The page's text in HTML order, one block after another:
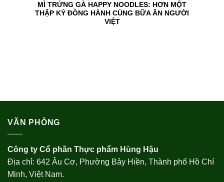
MÌ TRỨNG GÀ HAPPY NOODLES: HƠN MỘT
THẬP KỶ ĐỒNG HÀNH CÙNG BỮA ĂN NGƯỜI
VIỆT
VĂN PHÒNG
Công ty Cổ phần Thực phẩm Hùng Hậu
Địa chỉ: 642 Âu Cơ, Phường Bảy Hiền, Thành phố Hồ Chí
Minh, Việt Nam.